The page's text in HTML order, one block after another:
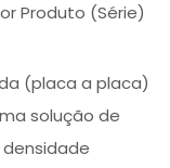
Produto (Série)
(placa a placa)
solução de